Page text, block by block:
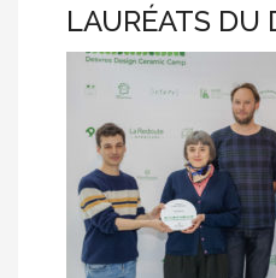
LAURÉATS DU